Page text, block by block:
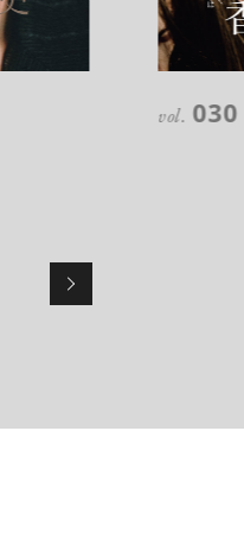
デアから生まれた時計
vol. 030